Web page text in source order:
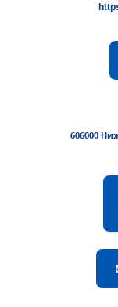
606000